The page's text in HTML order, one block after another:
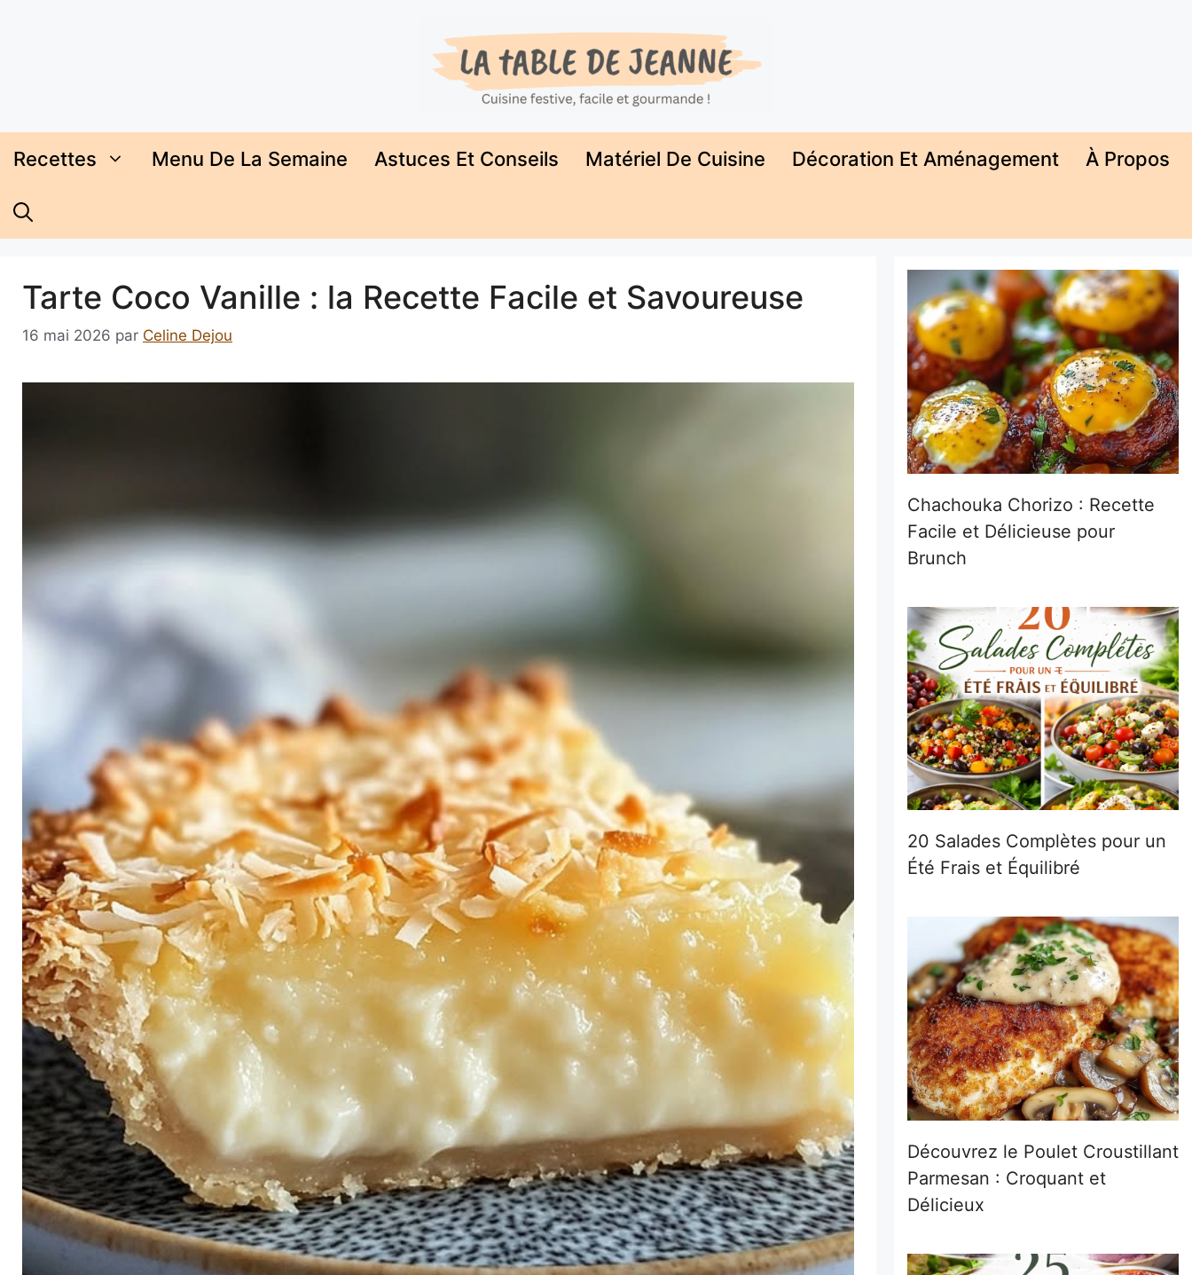
Recettes Menu De La Semaine Astuces Et Conseils Matériel De Cuisine Décoration Et Aménagement À Propos
Tarte Coco Vanille : la Recette Facile et Savoureuse
16 mai 2026 par Celine Dejou
Chachouka Chorizo : Recette
Facile et Délicieuse pour
Brunch
20 Salades Complètes pour un
Été Frais et Équilibré
Découvrez le Poulet Croustillant
Parmesan : Croquant et
Délicieux